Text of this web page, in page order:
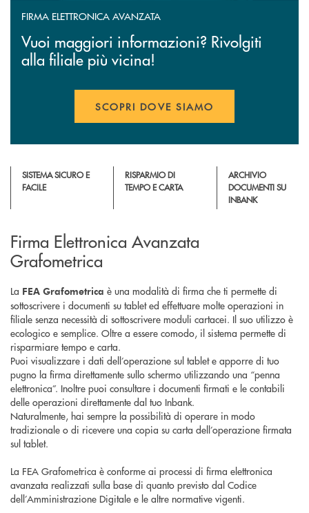
FIRMA ELETTRONICA AVANZATA
Vuoi maggiori informazioni? Rivolgiti
alla filiale più vicina!
SCOPRI DOVE SIAMO
SISTEMA SICURO E
FACILE
RISPARMIO DI
TEMPO E CARTA
ARCHIVIO
DOCUMENTI SU
INBANK
Firma Elettronica Avanzata
Grafometrica
La FEA Grafometrica è una modalità di firma che ti permette di
sottoscrivere i documenti su tablet ed effettuare molte operazioni in
filiale senza necessità di sottoscrivere moduli cartacei. Il suo utilizzo è
ecologico e semplice. Oltre a essere comodo, il sistema permette di
risparmiare tempo e carta.
Puoi visualizzare i dati dell’operazione sul tablet e apporre di tuo
pugno la firma direttamente sullo schermo utilizzando una “penna
elettronica”. Inoltre puoi consultare i documenti firmati e le contabili
delle operazioni direttamente dal tuo Inbank.
Naturalmente, hai sempre la possibilità di operare in modo
tradizionale o di ricevere una copia su carta dell’operazione firmata
sul tablet.
La FEA Grafometrica è conforme ai processi di firma elettronica
avanzata realizzati sulla base di quanto previsto dal Codice
dell’Amministrazione Digitale e le altre normative vigenti.